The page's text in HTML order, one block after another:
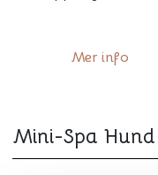
Mer info
Mini-Spa Hund